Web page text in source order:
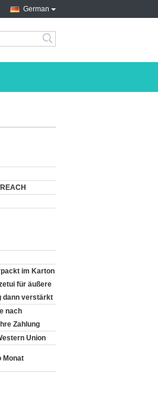
German
search
im Karton
für äußere
dann verstärkt
nach
Zahlung
Union
Monat